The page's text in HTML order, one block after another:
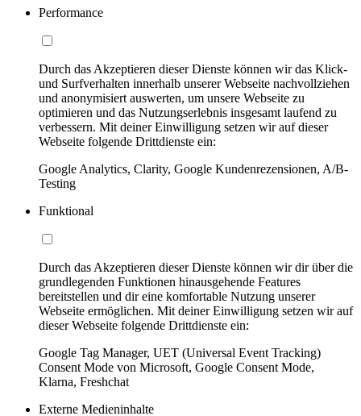
Performance
Durch das Akzeptieren dieser Dienste können wir das Klick-
und Surfverhalten innerhalb unserer Webseite nachvollziehen
und anonymisiert auswerten, um unsere Webseite zu
optimieren und das Nutzungserlebnis insgesamt laufend zu
verbessern. Mit deiner Einwilligung setzen wir auf dieser
Webseite folgende Drittdienste ein:
Google Analytics, Clarity, Google Kundenrezensionen, A/B-
Testing
Funktional
Durch das Akzeptieren dieser Dienste können wir dir über die
grundlegenden Funktionen hinausgehende Features
bereitstellen und dir eine komfortable Nutzung unserer
Webseite ermöglichen. Mit deiner Einwilligung setzen wir auf
dieser Webseite folgende Drittdienste ein:
Google Tag Manager, UET (Universal Event Tracking)
Consent Mode von Microsoft, Google Consent Mode,
Klarna, Freshchat
Externe Medieninhalte